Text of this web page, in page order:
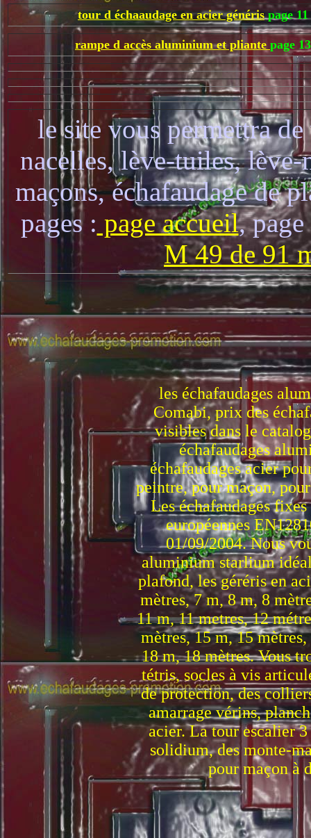
tour d échaaudage en acier générispage 11
rampe d accès aluminium et pliante page 13
le site vous permettra
nacelles, lève-tuiles, lève-
maçons, échafaudage de
pages : page accueil, page
M 49 de 91
les échafaudages
Comabi, prix des
visibles dans le
échafaudages
échafaudages acier
peintre, pour maçon,
Les échafaudages
européennes
01/09/2004. Nous
aluminium starlium
plafond, les géréris en
mètres, 7 m, 8 m, 8
11 m, 11 metres, 12
mètres, 15 m, 15
18 m, 18 mètres. Vous
tétris, socles à vis
de protection, des
amarrage vérins,
acier. La tour escalier
solidium, des monte-
pour maçon à